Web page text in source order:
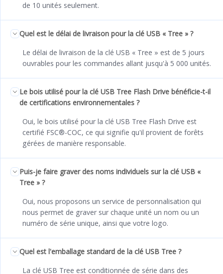
de 10 unités seulement.
Quel est le délai de livraison pour la clé USB « Tree » ?
Le délai de livraison de la clé USB « Tree » est de 5 jours
ouvrables pour les commandes allant jusqu'à 5 000 unités.
Le bois utilisé pour la clé USB Tree Flash Drive bénéficie-t-il
de certifications environnementales ?
Oui, le bois utilisé pour la clé USB Tree Flash Drive est
certifié FSC®-COC, ce qui signifie qu'il provient de forêts
gérées de manière responsable.
Puis-je faire graver des noms individuels sur la clé USB «
Tree » ?
Oui, nous proposons un service de personnalisation qui
nous permet de graver sur chaque unité un nom ou un
numéro de série unique, ainsi que votre logo.
Quel est l'emballage standard de la clé USB Tree ?
La clé USB Tree est conditionnée de série dans des